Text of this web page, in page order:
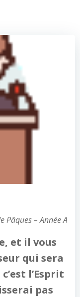
Pâques – Année A
et il vous
qui sera
l’Esprit
pas